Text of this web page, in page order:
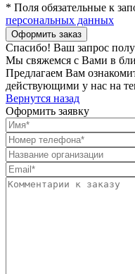
* Поля обязательные к
персональных данных
Спасибо! Ваш запрос
Мы свяжемся с Вами в
Предлагаем Вам
действующими у нас на
Вернутся назад
Оформить заявку